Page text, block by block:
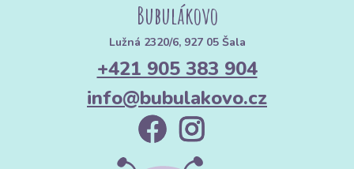
Bubulákovo
Lužná 2320/6, 927 05 Šala
+421 905 383 904
info@bubulakovo.cz